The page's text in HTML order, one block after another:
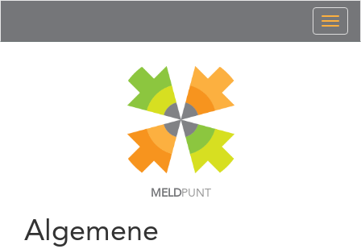
MELDPUNT
Algemene